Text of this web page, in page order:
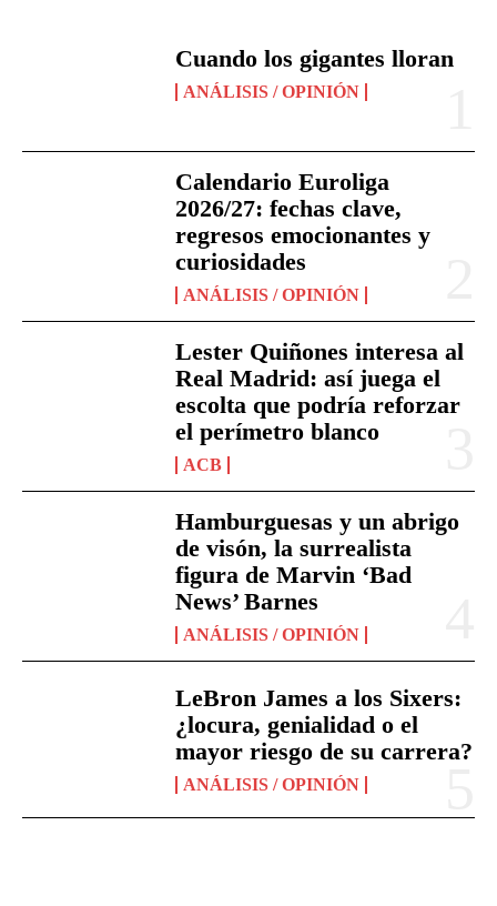
Cuando los gigantes lloran
ANÁLISIS / OPINIÓN
Calendario Euroliga
2026/27: fechas clave,
regresos emocionantes y
curiosidades
ANÁLISIS / OPINIÓN
Lester Quiñones interesa al
Real Madrid: así juega el
escolta que podría reforzar
el perímetro blanco
ACB
Hamburguesas y un abrigo
de visón, la surrealista
figura de Marvin ‘Bad
News’ Barnes
ANÁLISIS / OPINIÓN
LeBron James a los Sixers:
¿locura, genialidad o el
mayor riesgo de su carrera?
ANÁLISIS / OPINIÓN